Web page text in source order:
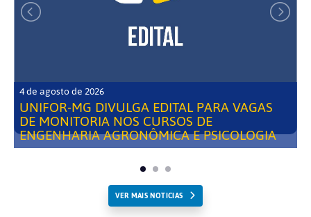
4 de agosto de 2026
UNIFOR-MG DIVULGA EDITAL PARA VAGAS
DE MONITORIA NOS CURSOS DE
ENGENHARIA AGRONÔMICA E PSICOLOGIA
VER MAIS NOTICIAS